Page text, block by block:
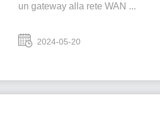
un gateway alla rete WAN ...
2024-05-20